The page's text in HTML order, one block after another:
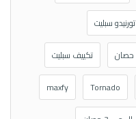
تورنيدو سبليت
تكييف سبليت
Tornado
maxfy